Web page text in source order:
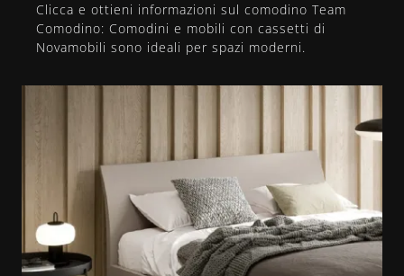
Clicca e ottieni informazioni sul comodino Team
Comodino: Comodini e mobili con cassetti di
Novamobili sono ideali per spazi moderni.